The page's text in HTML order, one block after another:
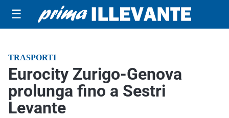
☰
TRASPORTI
Eurocity Zurigo-Genova
prolunga fino a Sestri
Levante